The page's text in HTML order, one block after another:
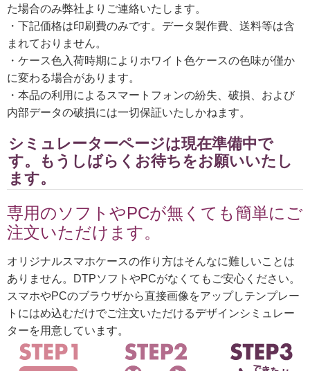
た場合のみ弊社よりご連絡いたします。
・下記価格は印刷費のみです。データ製作費、送料等は含
まれておりません。
・ケース色入荷時期によりホワイト色ケースの色味が僅か
に変わる場合があります。
・本品の利用によるスマートフォンの紛失、破損、および
内部データの破損には一切保証いたしかねます。
シミュレーターページは現在準備中で
す。もうしばらくお待ちをお願いいたし
ます。
専用のソフトやPCが無くても簡単にご
注文いただけます。
オリジナルスマホケースの作り方はそんなに難しいことは
ありません。DTPソフトやPCがなくてもご安心ください。
スマホやPCのブラウザから直接画像をアップしテンプレー
トにはめ込むだけでご注文いただけるデザインシミュレー
ターを用意しています。